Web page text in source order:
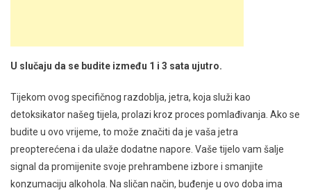
U slučaju da se budite između 1 i 3 sata ujutro.
Tijekom ovog specifičnog razdoblja, jetra, koja služi kao
detoksikator našeg tijela, prolazi kroz proces pomlađivanja. Ako se
budite u ovo vrijeme, to može značiti da je vaša jetra
preopterećena i da ulaže dodatne napore. Vaše tijelo vam šalje
signal da promijenite svoje prehrambene izbore i smanjite
konzumaciju alkohola. Na sličan način, buđenje u ovo doba ima